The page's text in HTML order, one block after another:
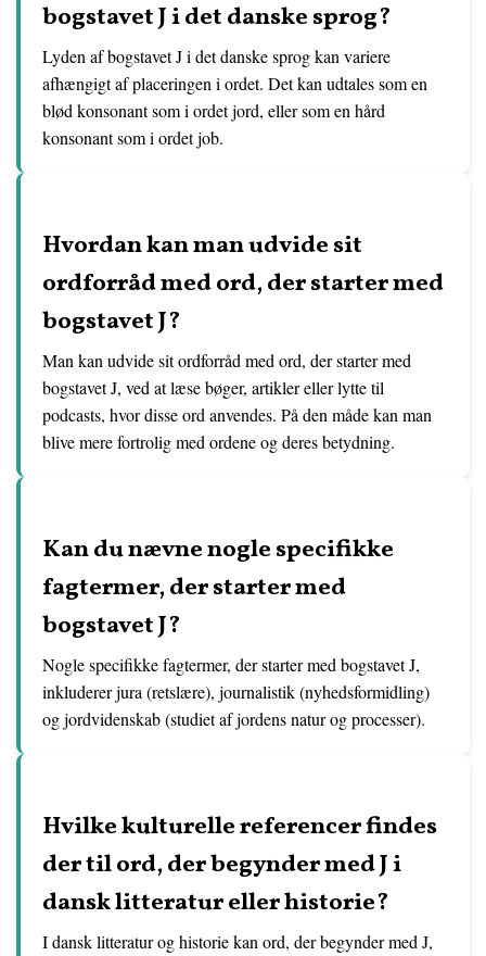
bogstavet J i det danske sprog?
Lyden af bogstavet J i det danske sprog kan variere
afhængigt af placeringen i ordet. Det kan udtales som en
blød konsonant som i ordet jord, eller som en hård
konsonant som i ordet job.
Hvordan kan man udvide sit
ordforråd med ord, der starter med
bogstavet J?
Man kan udvide sit ordforråd med ord, der starter med
bogstavet J, ved at læse bøger, artikler eller lytte til
podcasts, hvor disse ord anvendes. På den måde kan man
blive mere fortrolig med ordene og deres betydning.
Kan du nævne nogle specifikke
fagtermer, der starter med
bogstavet J?
Nogle specifikke fagtermer, der starter med bogstavet J,
inkluderer jura (retslære), journalistik (nyhedsformidling)
og jordvidenskab (studiet af jordens natur og processer).
Hvilke kulturelle referencer findes
der til ord, der begynder med J i
dansk litteratur eller historie?
I dansk litteratur og historie kan ord, der begynder med J,